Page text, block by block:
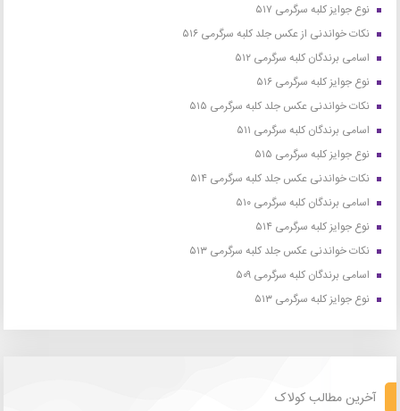
نوع جوایز کلبه سرگرمی ۵۱۷
نکات خواندنی از عکس جلد کلبه سرگرمی ۵۱۶
اسامی برندگان کلبه سرگرمی ۵۱۲
نوع جوایز کلبه سرگرمی ۵۱۶
نکات خواندنی عکس جلد کلبه سرگرمی ۵۱۵
اسامی برندگان کلبه سرگرمی ۵۱۱
نوع جوایز کلبه سرگرمی ۵۱۵
نکات خواندنی عکس جلد کلبه سرگرمی ۵۱۴
اسامی برندگان کلبه سرگرمی ۵۱۰
نوع جوایز کلبه سرگرمی ۵۱۴
نکات خواندنی عکس جلد کلبه سرگرمی ۵۱۳
اسامی برندگان کلبه سرگرمی ۵۰۹
نوع جوایز کلبه سرگرمی ۵۱۳
آخرین مطالب کولاک